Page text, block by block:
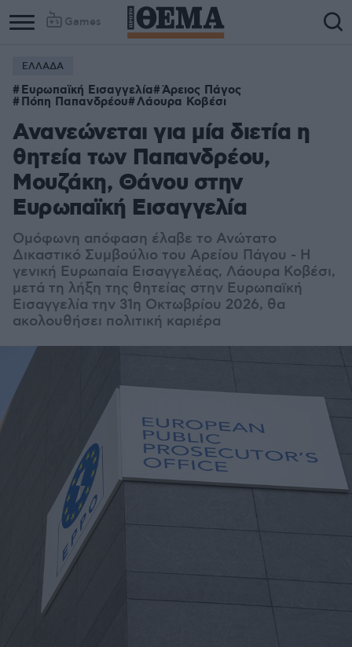
Games
ΕΛΛΑΔΑ
Ευρωπαϊκή Εισαγγελία Άρειος Πάγος
Πόπη Παπανδρέου Λάουρα Κοβέσι
Ανανεώνεται για μία διετία η
θητεία των Παπανδρέου,
Μουζάκη, Θάνου στην
Ευρωπαϊκή Εισαγγελία
Ομόφωνη απόφαση έλαβε το Ανώτατο
Δικαστικό Συμβούλιο του Αρείου Πάγου - Η
γενική Ευρωπαία Εισαγγελέας, Λάουρα Κοβέσι,
μετά τη λήξη της θητείας στην Ευρωπαϊκή
Εισαγγελία την 31η Οκτωβρίου 2026, θα
ακολουθήσει πολιτική καριέρα